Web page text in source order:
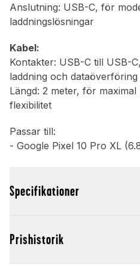
Anslutning: USB-C, för
laddningslösningar
Kabel:
Kontakter: USB-C till USB-
laddning och dataöverföring
Längd: 2 meter, för
flexibilitet
Passar till:
- Google Pixel 10 Pro XL
Specifikationer
Prishistorik